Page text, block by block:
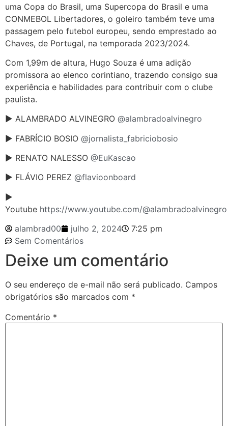
uma Copa do Brasil, uma Supercopa do Brasil e uma
CONMEBOL Libertadores, o goleiro também teve uma
passagem pelo futebol europeu, sendo emprestado ao
Chaves, de Portugal, na temporada 2023/2024.
Com 1,99m de altura, Hugo Souza é uma adição
promissora ao elenco corintiano, trazendo consigo sua
experiência e habilidades para contribuir com o clube
paulista.
► ALAMBRADO ALVINEGRO @alambradoalvinegro
► FABRÍCIO BOSIO @jornalista_fabriciobosio
► RENATO NALESSO @EuKascao
► FLÁVIO PEREZ @flavioonboard
►
Youtube https://www.youtube.com/@alambradoalvinegro
alambrad00
julho 2, 2024
7:25 pm
Sem Comentários
Deixe um comentário
O seu endereço de e-mail não será publicado. Campos
obrigatórios são marcados com *
Comentário *